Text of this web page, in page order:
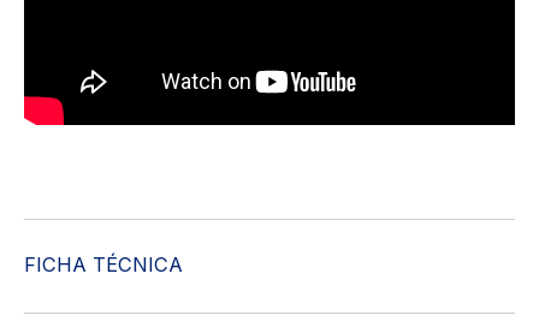
FICHA TÉCNICA